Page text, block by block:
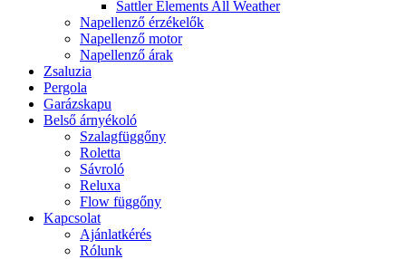
Sattler Elements All Weather
Napellenző érzékelők
Napellenző motor
Napellenző árak
Zsaluzia
Pergola
Garázskapu
Belső árnyékoló
Szalagfüggőny
Roletta
Sávroló
Reluxa
Flow függőny
Kapcsolat
Ajánlatkérés
Rólunk